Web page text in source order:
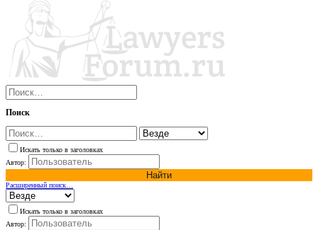
Поиск
Искать только в заголовках
Автор:
Найти
Расширенный поиск…
Искать только в заголовках
Автор: